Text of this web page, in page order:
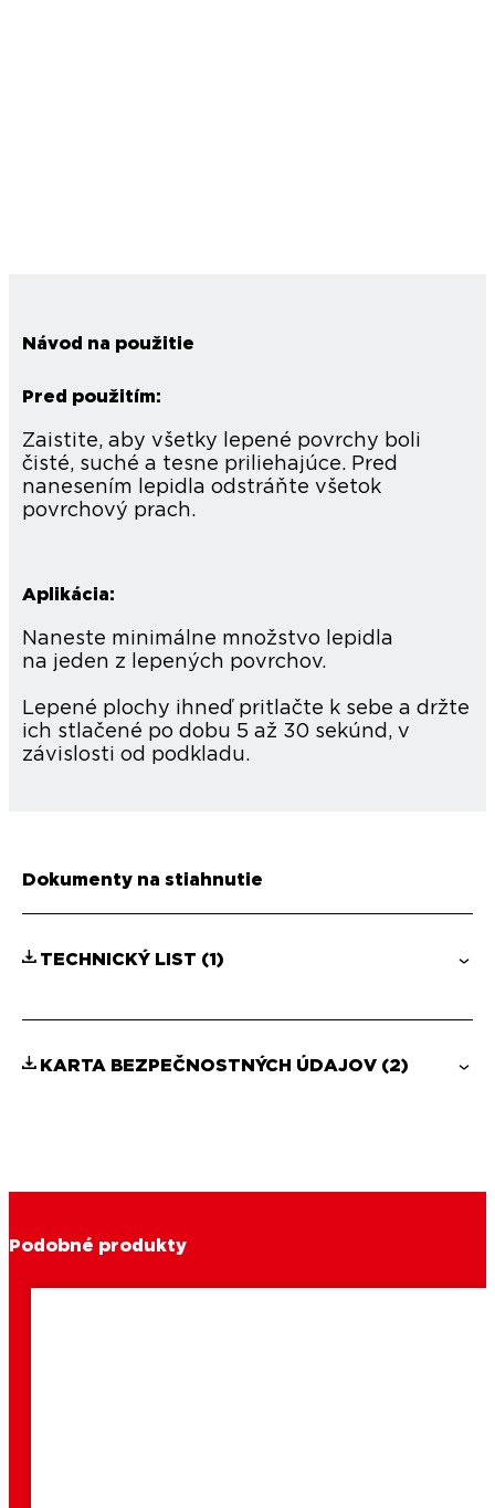
Návod na použitie
Pred použitím:
Zaistite, aby všetky lepené povrchy boli
čisté, suché a tesne priliehajúce. Pred
nanesením lepidla odstráňte všetok
povrchový prach.
Aplikácia:
Naneste minimálne množstvo lepidla
na jeden z lepených povrchov.
Lepené plochy ihneď pritlačte k sebe a držte
ich stlačené po dobu 5 až 30 sekúnd, v
závislosti od podkladu.
Dokumenty na stiahnutie
TECHNICKÝ LIST (1)
KARTA BEZPEČNOSTNÝCH ÚDAJOV (2)
Podobné produkty